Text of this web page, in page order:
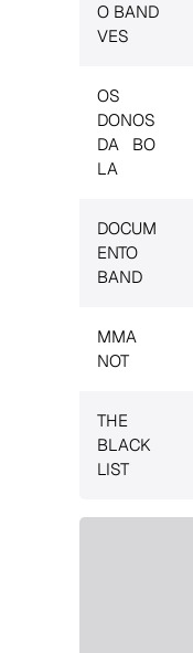
O BAND
VES
OS
DONOS
DA BO
LA
DOCUM
ENTO
BAND
MMA
NOT
THE
BLACK
LIST